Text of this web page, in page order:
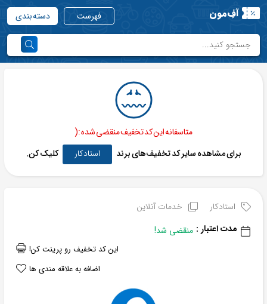
آفِ‌مون فهرست دسته بندی
متاسفانه این کد تخفیف منقضی شده :(
برای مشاهده سایر کد تخفیف‌های برند
استادکار کلیک کن.
استادکار
خدمات آنلاین
مدت اعتبار : منقضی شد!
این کد تخفیف رو پرینت کن!
اضافه به علاقه مندی ها